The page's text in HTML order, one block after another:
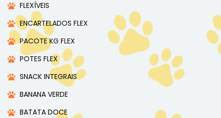
FLEXÍVEIS
ENCARTELADOS FLEX
PACOTE KG FLEX
POTES FLEX
SNACK INTEGRAIS
BANANA VERDE
BATATA DOCE